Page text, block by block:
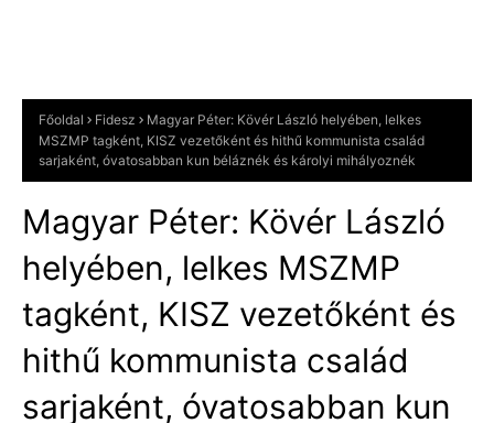
Főoldal Fidesz
Magyar Péter: Kövér László helyében, lelkes
MSZMP tagként, KISZ vezetőként és hithű kommunista család
sarjaként, óvatosabban kun béláznék és károlyi mihályoznék
Magyar Péter: Kövér László
helyében, lelkes MSZMP
tagként, KISZ vezetőként és
hithű kommunista család
sarjaként, óvatosabban kun